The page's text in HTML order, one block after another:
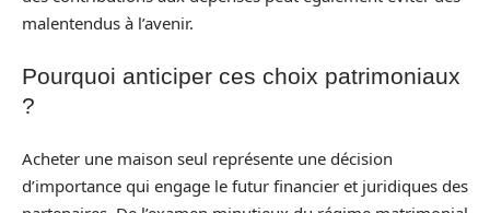
malentendus à l’avenir.
Pourquoi anticiper ces choix patrimoniaux
?
Acheter une maison seul représente une décision
d’importance qui engage le futur financier et juridiques des